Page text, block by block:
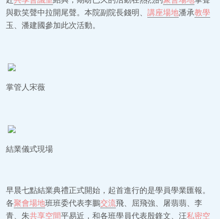
與歡笑聲中拉開尾聲。本院副院長錢明、 講座場地潘承教學
玉、潘建國參加此次活動。
掌管人宋薇
結業儀式現場
早晨七點結業典禮正式開始，起首進行的是學員學業匯報。
各聚會場地班班委代表李鵬交流飛、屈飛強、屠翡翡、李
青、朱共享空間平易近，和各班學員代表殷鋒文、汪私密空